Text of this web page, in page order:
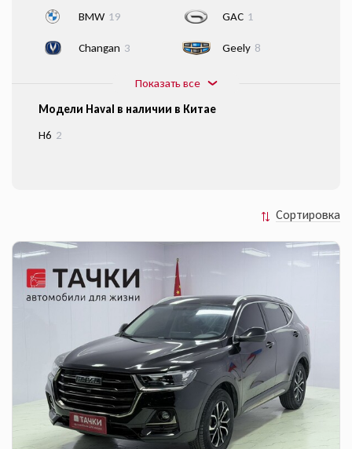
BMW 19
Changan 3
GAC 1
Geely 8
Показать все
Модели Haval в наличии в Китае
H6 2
Сортировка